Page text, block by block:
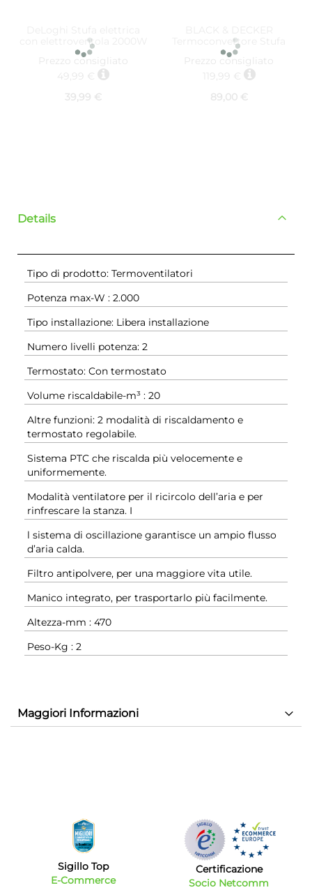
con elettroventola 2000W
Giallo
Prezzo consigliato
49,99 €
39,99 €
Termoconvettore Stufa
elettrica per
Riscaldamento Potenza
1800 Watt colore Nero -
Prezzo consigliato
119,99 €
89,00 €
Details
Tipo di prodotto: Termoventilatori
Potenza max-W : 2.000
Tipo installazione: Libera installazione
Numero livelli potenza: 2
Termostato: Con termostato
Volume riscaldabile-m³ : 20
Altre funzioni: 2 modalità di riscaldamento e
termostato regolabile.
Sistema PTC che riscalda più velocemente e
uniformemente.
Modalità ventilatore per il ricircolo dell’aria e per
rinfrescare la stanza. I
l sistema di oscillazione garantisce un ampio flusso
d’aria calda.
Filtro antipolvere, per una maggiore vita utile.
Manico integrato, per trasportarlo più facilmente.
Altezza-mm : 470
Peso-Kg : 2
Maggiori Informazioni
Sigillo Top
E-Commerce
Certificazione
Socio Netcomm